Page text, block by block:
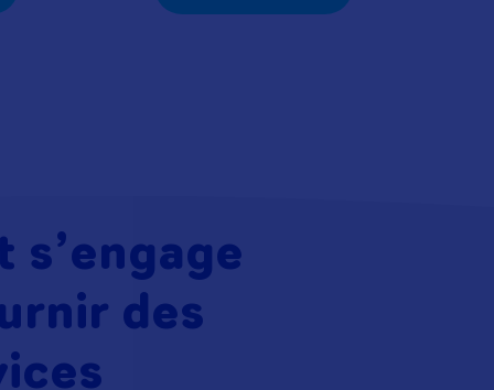
s’engage
des